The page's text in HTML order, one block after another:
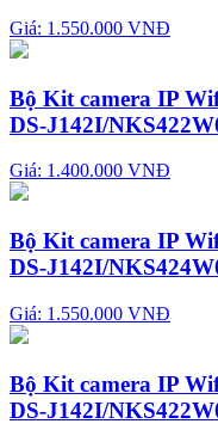
Giá: 1.550.000 VNĐ
Bộ Kit camera IP
DS-J142I/
Giá: 1.400.000 VNĐ
Bộ Kit camera IP
DS-J142I/
Giá: 1.550.000 VNĐ
Bộ Kit camera IP
DS-J142I/